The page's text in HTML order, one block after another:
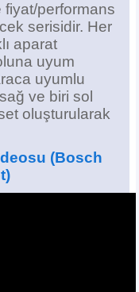
fiyat/performans
serisidir. Her
aparat
uyum
uyumlu
ve biri sol
oluşturularak
(Bosch